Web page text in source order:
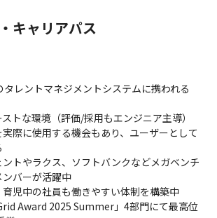
キャリアパス
タレントマネジメントシステムに携われる
トな環境（評価/採用もエンジニア主導）
実際に使用する機会もあり、ユーザーとして
ントやラクス、ソフトバンクなどメガベンチ
バーが活躍中
育児中の社員も働きやすい体制を構築中
Award 2025 Summer」4部門にて最高位